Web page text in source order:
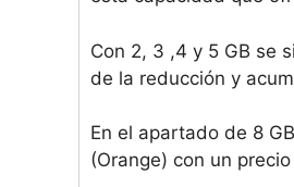
Con 2, 3 ,4 y 5 GB se
de la reducción y
En el apartado de 8
(Orange) con un